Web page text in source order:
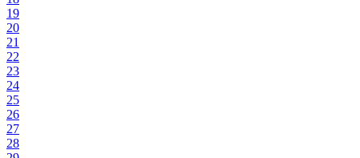
19
20
21
22
23
24
25
26
27
28